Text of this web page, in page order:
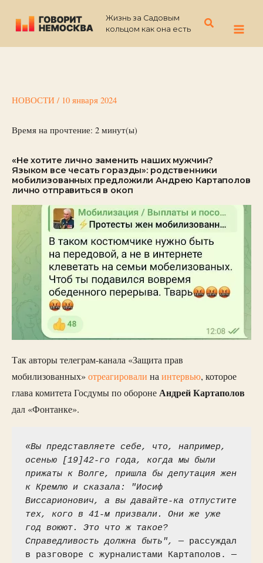
содержимому
Жизнь за Садовым
кольцом как она есть
Поиск
НОВОСТИ / 10 января 2024
Время на прочтение: 2 минут(ы)
«Не хотите лично заменить наших мужчин?
Языком все чесать горазды»: родственники
мобилизованных предложили Андрею Картаполов
лично отправиться в окоп
Так авторы телеграм-канала «Защита прав
мобилизованных» отреагировали наинтервью, которое
глава комитета Госдумы по оборонеАндрейКартаполов
дал «Фонтанке».
«Вы представляете себе, что, например,
осенью [19]42-го года, когда мы были
прижаты к Волге, пришла бы депутация жен
к Кремлю и сказала: "Иосиф
Виссарионович, а вы давайте-ка отпустите
тех, кого в 41-м призвали. Они же уже
год воюют. Это что ж такое?
Справедливость должна быть", — рассуждал
в разговоре с журналистами Картаполов. —